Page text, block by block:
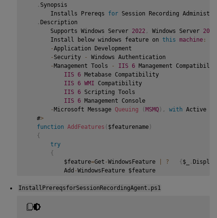
. Synopsis
       Installs Prereqs
for Session Recording
. Description
       Supports Windows Server
2022 , Windows Server 2019
       Install below windows feature on
this machine :
-Application Development
- Security -
Windows Authentication
-Management Tools - IIS 6 Management
IIS 6 Metabase Compatibility
IIS 6 WMI Compatibility
IIS 6 Scripting Tools
IIS 6 Management Console
-Microsoft Message Queuing (MSMQ) , with Active
   #
>
function AddFeatures ( $featurename)
{
try
{
           $feature
=Get -WindowsFeature ? {$_ .
           Add
-WindowsFeature $feature
catch
           Write
InstallPrereqsforSessionRecordingAgent.ps1